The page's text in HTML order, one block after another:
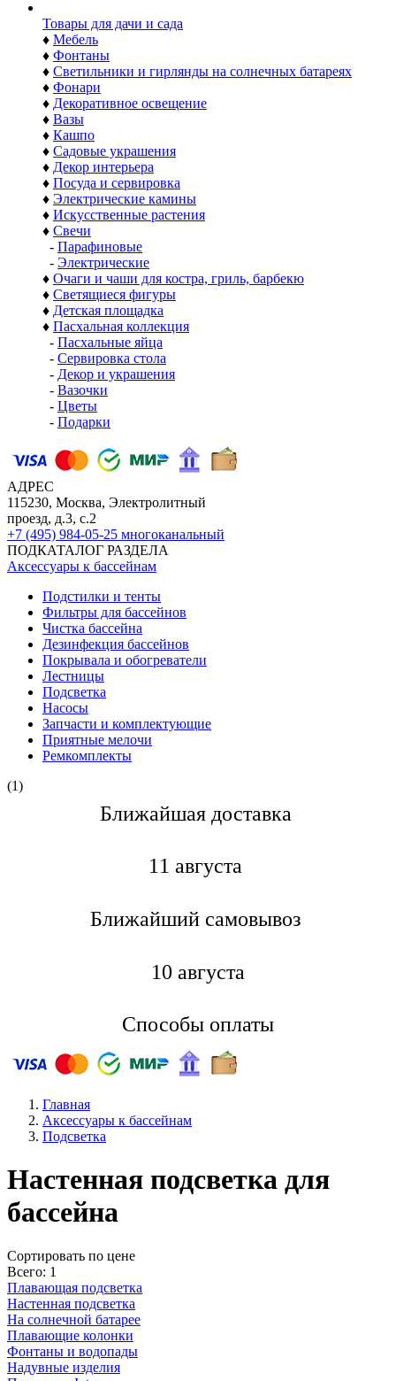
Товары для дачи и сада
♦ Мебель
♦ Фонтаны
♦ Светильники и гирлянды на солнечных батареях
♦ Фонари
♦ Декоративное освещение
♦ Вазы
♦ Кашпо
♦ Садовые украшения
♦ Декор интерьера
♦ Посуда и сервировка
♦ Электрические камины
♦ Искусственные растения
♦ Свечи
- Парафиновые
- Электрические
♦ Очаги и чаши для костра, гриль, барбекю
♦ Светящиеся фигуры
♦ Детская площадка
♦ Пасхальная коллекция
- Пасхальные яйца
- Сервировка стола
- Декор и украшения
- Вазочки
- Цветы
- Подарки
АДРЕС
115230, Москва, Электролитный
проезд, д.3, с.2
+7 (495) 984-05-25 многоканальный
ПОДКАТАЛОГ РАЗДЕЛА
Аксессуары к бассейнам
Подстилки и тенты
Фильтры для бассейнов
Чистка бассейна
Дезинфекция бассейнов
Покрывала и обогреватели
Лестницы
Подсветка
Насосы
Запчасти и комплектующие
Приятные мелочи
Ремкомплекты
(1)
Ближайшая доставкa
11 августа
Ближайший самовывоз
10 августа
Способы оплаты
Главная
Аксессуары к бассейнам
Подсветка
Настенная подсветка для
бассейна
Cортировать по цене
Всего: 1
Плавающая подсветка
Настенная подсветка
На солнечной батарее
Плавающие колонки
Фонтаны и водопады
Надувные изделия